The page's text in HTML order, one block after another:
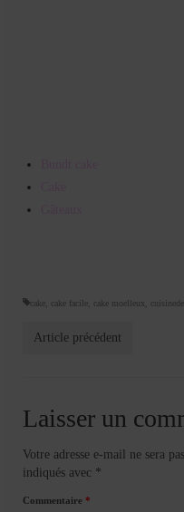
cake cake facile cake moelleux
Article précédent
Laisser un
Votre adresse e-mail ne sera
indiqués avec *
Commentaire *